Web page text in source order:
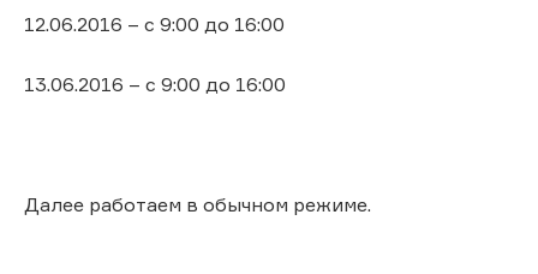
12.06.2016 – с 9:00 до 16:00
13.06.2016 – с 9:00 до 16:00
Далее работаем в обычном режиме.